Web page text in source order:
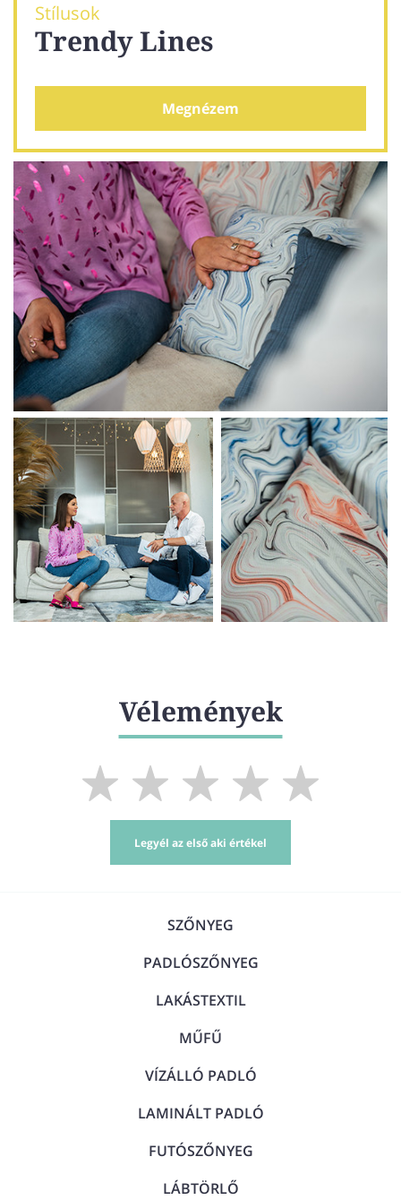
Stílusok
Trendy Lines
Megnézem
Vélemények
Legyél az első aki értékel
SZŐNYEG
PADLÓSZŐNYEG
LAKÁSTEXTIL
MŰFŰ
VÍZÁLLÓ PADLÓ
LAMINÁLT PADLÓ
FUTÓSZŐNYEG
LÁBTÖRLŐ